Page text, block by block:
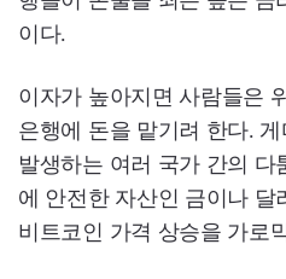
이다.
이자가 높아지면 사람들은
은행에 돈을 맡기려 한다.
발생하는 여러 국가 간의
에 안전한 자산인 금이나 달
비트코인 가격 상승을 가로